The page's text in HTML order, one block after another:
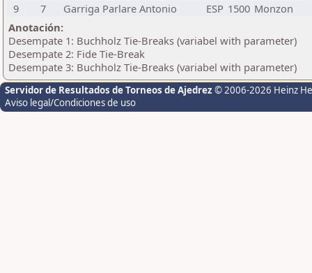
9
7 Garriga Parlare Antonio ESP 1500 Monzon
Anotación:
Desempate 1: Buchholz Tie-Breaks (variabel with parameter)
Desempate 2: Fide Tie-Break
Desempate 3: Buchholz Tie-Breaks (variabel with parameter)
Servidor de Resultados de Torneos de Ajedrez © 2006-2026 Heinz
Aviso legal/Condiciones de uso